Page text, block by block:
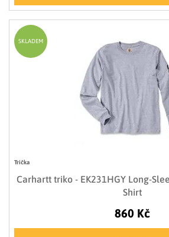
Trička
Carhartt triko - EK231HGY Long-
Shirt
860 Kč
SKLADEM